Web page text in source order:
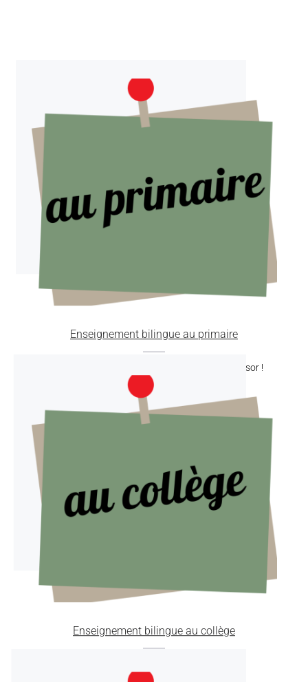
Enseignement bilingue au primaire
L’école basque en immersion, un succès en plein essor !
Enseignement bilingue au collège